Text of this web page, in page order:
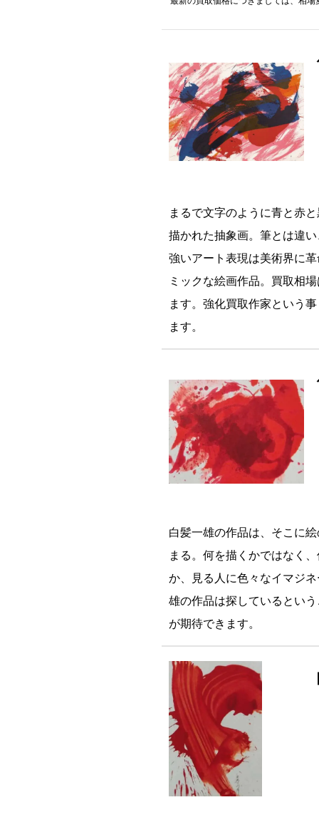
まるで文字のように青と赤
描かれた抽象画。筆とは違
強いアート表現は美術界に
ミックな絵画作品。買取相
ます。強化買取作家という
ます。
白髪一雄の作品は、そこに
まる。何を描くかではなく
か、見る人に色々なイマジ
雄の作品は探しているとい
が期待できます。